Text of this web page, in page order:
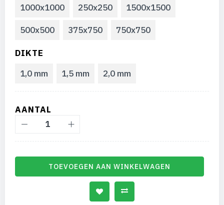
1000x1000
250x250 1500x1500
500x500 375x750 750x750
DIKTE
1,0 mm
1,5 mm 2,0 mm
AANTAL
TOEVOEGEN AAN WINKELWAGEN